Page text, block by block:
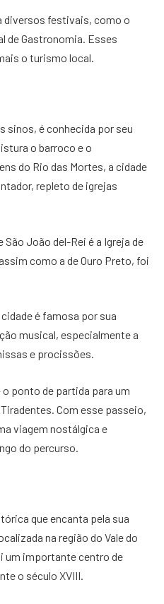
diversos festivais, como o
de Gastronomia. Esses
o turismo local.
sinos, é conhecida por seu
o barroco e o
do Rio das Mortes, a cidade
repleto de igrejas
João del-Rei é a Igreja de
como a de Ouro Preto, foi
é famosa por sua
musical, especialmente a
e procissões.
ponto de partida para um
Com esse passeio,
viagem nostálgica e
do percurso.
que encanta pela sua
na região do Vale do
um importante centro de
o século XVIII.